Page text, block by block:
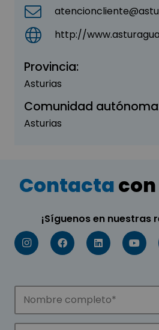
http://
Provincia:
Asturias
Comunidad
Asturias
Contacta
¡Síguenos en nuestras